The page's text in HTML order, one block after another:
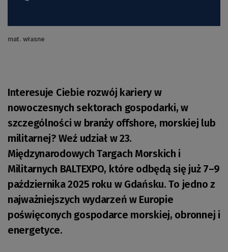
mat. własne
Interesuje Ciebie rozwój kariery w
nowoczesnych sektorach gospodarki, w
szczególności w branży offshore, morskiej lub
militarnej? Weź udział w 23.
Międzynarodowych Targach Morskich i
Militarnych BALTEXPO, które odbędą się już 7–9
października 2025 roku w Gdańsku. To jedno z
najważniejszych wydarzeń w Europie
poświęconych gospodarce morskiej, obronnej i
energetyce.